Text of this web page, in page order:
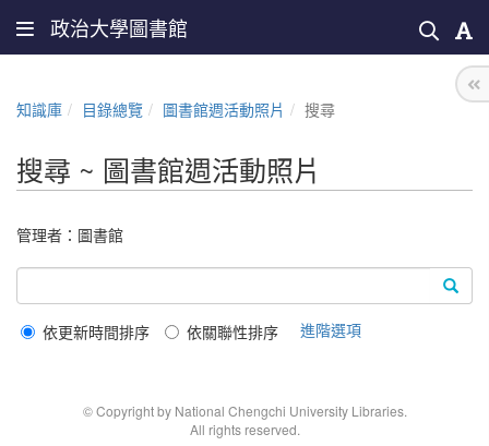
政治大學圖書館
知識庫 目錄總覽 圖書館週活動照片 搜尋
搜尋 ~ 圖書館週活動照片
管理者： 圖書館
依更新時間排序 依關聯性排序 進階選項
© Copyright by National Chengchi University Libraries.
All rights reserved.